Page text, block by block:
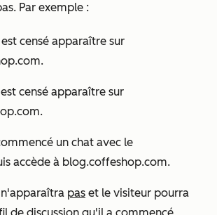
Par exemple :
censé apparaître sur
censé apparaître sur
un chat avec le
accède à blog.coffeshop.com.
pas et le visiteur pourra